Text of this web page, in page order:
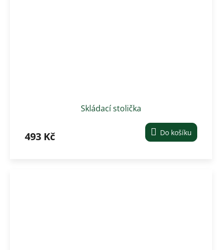
Skládací stolička
493 Kč Do košíku